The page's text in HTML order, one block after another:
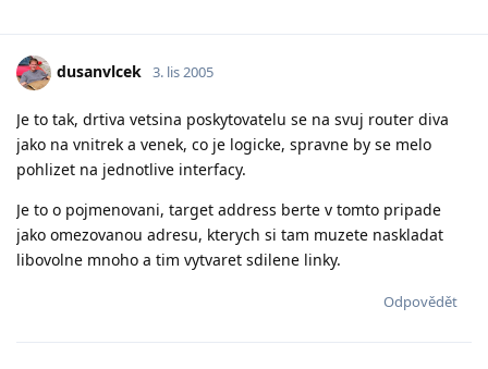
dusanvlcek 3. lis 2005
Je to tak, drtiva vetsina poskytovatelu se na svuj router diva
jako na vnitrek a venek, co je logicke, spravne by se melo
pohlizet na jednotlive interfacy.
Je to o pojmenovani, target address berte v tomto pripade
jako omezovanou adresu, kterych si tam muzete naskladat
libovolne mnoho a tim vytvaret sdilene linky.
Odpovědět